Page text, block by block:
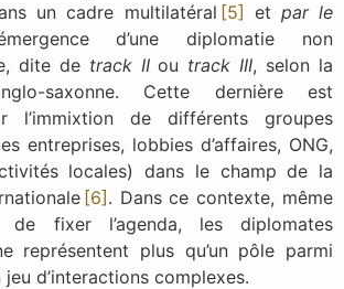
un cadre multilatéral [5] et par le
d’une diplomatie non
dite de track IIou track III, selon la
saxonne. Cette dernière est
l’immixtion de différents groupes
entreprises, lobbies d’affaires, ONG,
locales) dans le champ de la
[6] . Dans ce contexte, même
de fixer l’agenda, les diplomates
représentent plus qu’un pôle parmi
jeu d’interactions complexes.